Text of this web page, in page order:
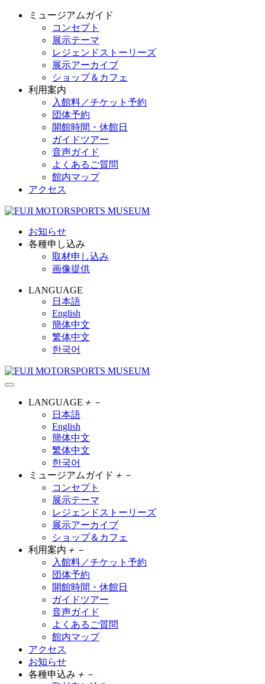
ミュージアムガイド
コンセプト
展示テーマ
レジェンドストーリーズ
展示アーカイブ
ショップ＆カフェ
利用案内
入館料／チケット予約
団体予約
開館時間・休館日
ガイドツアー
音声ガイド
よくあるご質問
館内マップ
アクセス
お知らせ
各種申し込み
取材申し込み
画像提供
LANGUAGE
日本語
English
簡体中文
繁体中文
한국어
LANGUAGE ＋ －
日本語
English
簡体中文
繁体中文
한국어
ミュージアムガイド ＋ －
コンセプト
展示テーマ
レジェンドストーリーズ
展示アーカイブ
ショップ＆カフェ
利用案内 ＋ －
入館料／チケット予約
団体予約
開館時間・休館日
ガイドツアー
音声ガイド
よくあるご質問
館内マップ
アクセス
お知らせ
各種申込み ＋ －